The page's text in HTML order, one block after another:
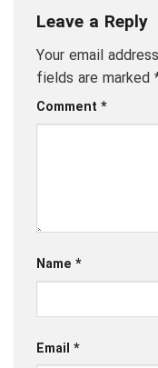
Leave a Reply
Your email
fields are marked
Comment *
Name *
Email *